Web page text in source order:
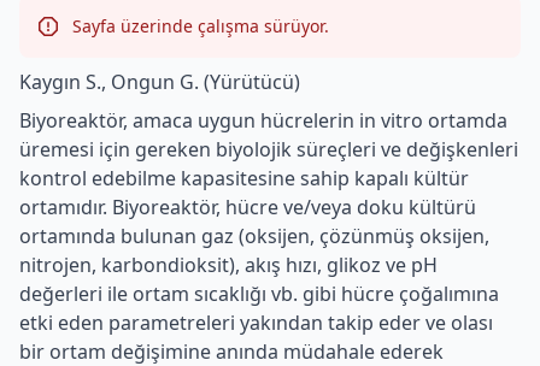
Sayfa üzerinde çalışma sürüyor.
Kaygın S., Ongun G. (Yürütücü)
Biyoreaktör, amaca uygun hücrelerin in vitro ortamda
üremesi için gereken biyolojik süreçleri ve değişkenleri
kontrol edebilme kapasitesine sahip kapalı kültür
ortamıdır. Biyoreaktör, hücre ve/veya doku kültürü
ortamında bulunan gaz (oksijen, çözünmüş oksijen,
nitrojen, karbondioksit), akış hızı, glikoz ve pH
değerleri ile ortam sıcaklığı vb. gibi hücre çoğalımına
etki eden parametreleri yakından takip eder ve olası
bir ortam değişimine anında müdahale ederek